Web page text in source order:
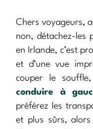
Chers voyageurs,
non, détachez-les
en Irlande, c’est
et d’une vue
couper le
conduire à
préférez les
et plus sûrs,